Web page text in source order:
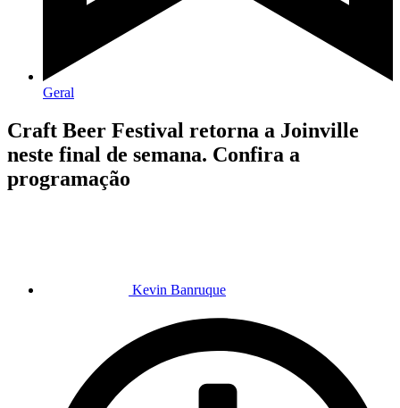
Geral
Craft Beer Festival retorna a Joinville
neste final de semana. Confira a
programação
Kevin Banruque